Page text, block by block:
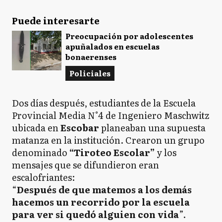
Puede interesarte
Preocupación por adolescentes
apuñalados en escuelas
bonaerenses
Policiales
Dos días después, estudiantes de la Escuela
Provincial Media N°4 de Ingeniero Maschwitz
ubicada enEscobarplaneaban una supuesta
matanza en la institución. Crearon un grupo
denominado “Tiroteo Escolar” y los
mensajes que se difundieron eran
escalofriantes:
“Después de que matemos a los demás
hacemos un recorrido por la escuela
para ver si quedó alguien con vida”.